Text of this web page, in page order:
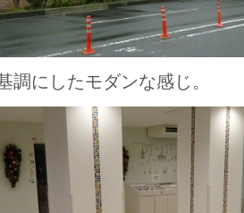
調にしたモダンな感じ。